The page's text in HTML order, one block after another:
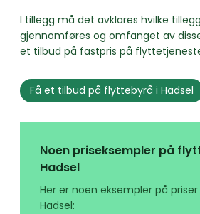
I tillegg må det avklares hvilke
gjennomføres og omfanget av
et tilbud på fastpris på
Få et tilbud på flyttebyrå i Hadsel
Noen priseksempler på
Hadsel
Her er noen eksempler på
Hadsel: